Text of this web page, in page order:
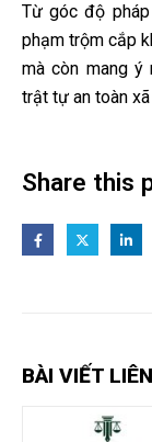
Từ góc độ
phạm trộm cắp
mà còn mang ý
trật tự an toàn xã
Share this
BÀI VIẾT